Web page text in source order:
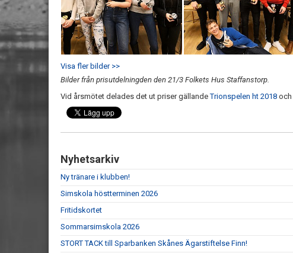
Visa fler bilder >>
Bilder från prisutdelningden den 21/3 Folkets Hus Staffanstorp.
Vid årsmötet delades det ut priser gällandeTrionspelen ht 2018 och
Nyhetsarkiv
Ny tränare i klubben!
Simskola höstterminen 2026
Fritidskortet
Sommarsimskola 2026
STORT TACK till Sparbanken Skånes Ägarstiftelse Finn!